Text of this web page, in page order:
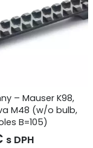
– Mauser K98,
M48 (w/o bulb,
B=105)
s DPH